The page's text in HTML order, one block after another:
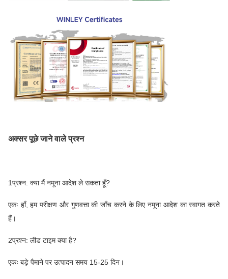
अक्सर पूछे जाने वाले प्रश्न
1प्रश्न: क्या मैं नमूना आदेश ले सकता हूँ?
एकः हाँ, हम परीक्षण और गुणवत्ता की जाँच करने के लिए नमूना आदेश का स्वागत करते
हैं।
2प्रश्न: लीड टाइम क्या है?
एकः बड़े पैमाने पर उत्पादन समय 15-25 दिन।